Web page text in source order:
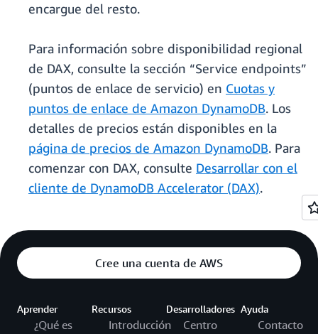
encargue del resto.
Para información sobre disponibilidad regional
de DAX, consulte la sección “Service endpoints”
(puntos de enlace de servicio) en Cuotas y
puntos de enlace de Amazon DynamoDB. Los
detalles de precios están disponibles en la
página de precios de Amazon DynamoDB. Para
comenzar con DAX, consulte Desarrollar con el
cliente de DynamoDB Accelerator (DAX).
Cree una cuenta de AWS
Aprender
¿Qué es
Recursos
Introducción
Desarrolladores
Centro
Ayuda
Contacto